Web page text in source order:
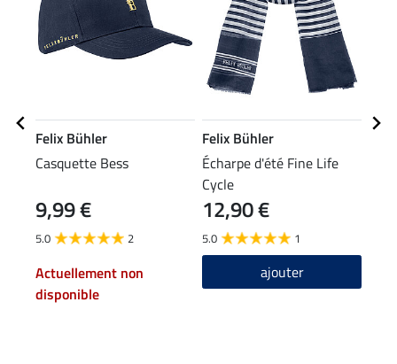
Felix Bühler
Casquette Bess
9,99 €
5.0 2
Actuellement non
disponible
Felix Bühler
Écharpe d'été Fine Life
Cycle
12,90 €
5.0 1
ajouter